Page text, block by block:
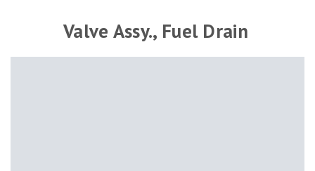
Valve Assy., Fuel Drain